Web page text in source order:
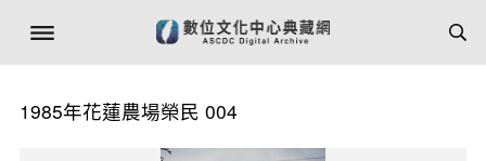
1985年花蓮農場榮民 004